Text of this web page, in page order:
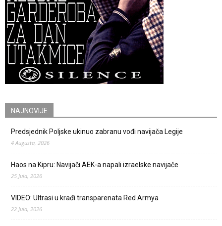
NAJNOVIJE
Predsjednik Poljske ukinuo zabranu vođi navijača Legije
4 Augusta, 2026
Haos na Kipru: Navijači AEK-a napali izraelske navijače
25 Jula, 2026
VIDEO: Ultrasi u krađi transparenata Red Armya
22 Jula, 2026